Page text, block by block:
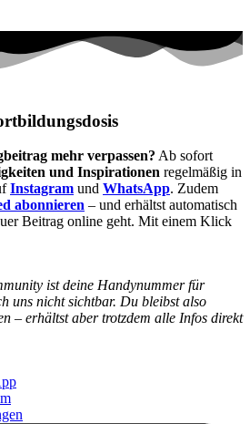
mehr verpassen? Ab sofort
und Inspirationen regelmäßig in
Instagram und WhatsApp. Zudem
abonnieren – und erhältst automatisch
Beitrag online geht. Mit einem Klick
ist deine Handynummer für
uns nicht sichtbar. Du bleibst also
– erhältst aber trotzdem alle Infos direkt